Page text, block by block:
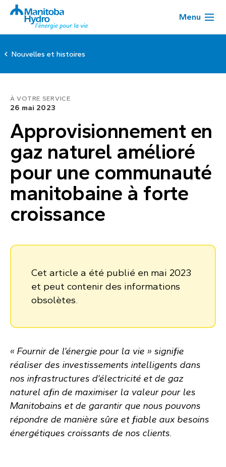
Menu
Nouvelles et histoires
À VOTRE SERVICE
26 mai 2023
Approvisionnement en
gaz naturel amélioré
pour une communauté
manitobaine à forte
croissance
Cet article a été publié en mai 2023
et peut contenir des informations
obsolètes.
« Fournir de l’énergie pour la vie » signifie
réaliser des investissements intelligents dans
nos infrastructures d’électricité et de gaz
naturel afin de maximiser la valeur pour les
Manitobains et de garantir que nous pouvons
répondre de manière sûre et fiable aux besoins
énergétiques croissants de nos clients.